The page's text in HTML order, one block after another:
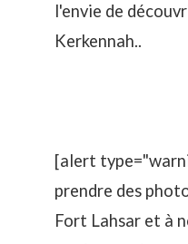
l'envie de
Kerkennah..
[alert
prendre des
Fort Lahsar et à